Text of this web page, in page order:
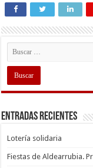
Entradas recientes
Lotería solidaria
Fiestas de Aldearrubia.